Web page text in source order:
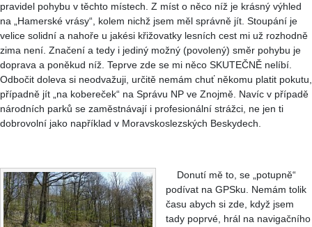
pravidel pohybu v těchto místech. Z míst o něco níž je krásný výhled
na „Hamerské vrásy“, kolem nichž jsem měl správně jít. Stoupání je
velice solidní a nahoře u jakési křižovatky lesních cest mi už rozhodně
zima není. Značení a tedy i jediný možný (povolený) směr pohybu je
doprava a poněkud níž. Teprve zde se mi něco SKUTEČNĚ nelíbí.
Odbočit doleva si neodvažuji, určitě nemám chuť někomu platit pokutu,
případně jít „na kobereček“ na Správu NP ve Znojmě. Navíc v případě
národních parků se zaměstnávají i profesionální strážci, ne jen ti
dobrovolní jako například v Moravskoslezských Beskydech.
Donutí mě to, se „potupně“
podívat na GPSku. Nemám tolik
času abych si zde, když jsem
tady poprvé, hrál na navigačního